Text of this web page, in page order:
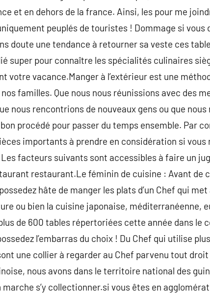
et en dehors de la france. Ainsi, les pour me
peuplés de touristes ! Dommage si vous
doute une tendance à retourner sa veste ces
super pour connaître les spécialités culinaires
votre vacance.Manger à l’extérieur est une
familles. Que nous nous réunissions avec des
nous rencontrions de nouveaux gens ou que
procédé pour passer du temps ensemble. Par
importants à prendre en considération si vous
facteurs suivants sont accessibles à faire un
restaurant.Le féminin de cuisine : Avant de
hâte de manger les plats d’un Chef qui met
ou bien la cuisine japonaise, méditerranéenne,
de 600 tables répertoriées cette année dans le
l’embarras du choix ! Du Chef qui utilise
une collier à regarder au Chef parvenu tout
nous avons dans le territoire national des
s’y collectionner.si vous êtes en